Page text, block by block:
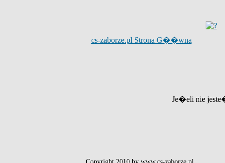
cs-zaborze.pl Strona G��wna
Je�eli nie